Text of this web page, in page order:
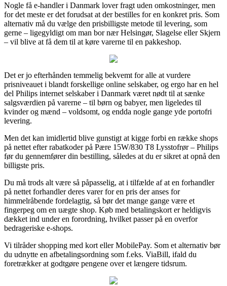
Nogle få e-handler i Danmark lover fragt uden omkostninger, men
for det meste er det forudsat at der bestilles for en konkret pris. Som
alternativ må du vælge den prisbilligste metode til levering, som
gerne – ligegyldigt om man bor nær Helsingør, Slagelse eller Skjern
– vil blive at få dem til at køre varerne til en pakkeshop.
Det er jo efterhånden temmelig bekvemt for alle at vurdere
prisniveauet i blandt forskellige online selskaber, og ergo har en hel
del Philips internet selskaber i Danmark været nødt til at sænke
salgsværdien på varerne – til børn og babyer, men ligeledes til
kvinder og mænd – voldsomt, og endda nogle gange yde portofri
levering.
Men det kan imidlertid blive gunstigt at kigge forbi en række shops
på nettet efter rabatkoder på Pære 15W/830 T8 Lysstofrør – Philips
før du gennemfører din bestilling, således at du er sikret at opnå den
billigste pris.
Du må trods alt være så påpasselig, at i tilfælde af at en forhandler
på nettet forhandler deres varer for en pris der anses for
himmelråbende fordelagtig, så bør det mange gange være et
fingerpeg om en uægte shop. Køb med betalingskort er heldigvis
dækket ind under en forordning, hvilket passer på en overfor
bedrageriske e-shops.
Vi tilråder shopping med kort eller MobilePay. Som et alternativ bør
du udnytte en afbetalingsordning som f.eks. ViaBill, ifald du
foretrækker at godtgøre pengene over et længere tidsrum.